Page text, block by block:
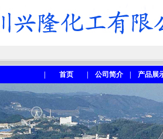
首页 公司简介 产品展